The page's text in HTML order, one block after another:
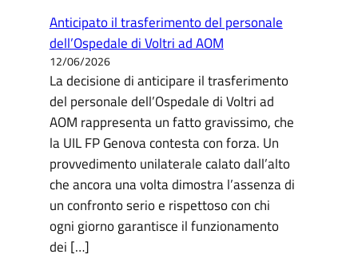
Anticipato il trasferimento del personale
dell’Ospedale di Voltri ad AOM
12/06/2026
La decisione di anticipare il trasferimento
del personale dell’Ospedale di Voltri ad
AOM rappresenta un fatto gravissimo, che
la UIL FP Genova contesta con forza. Un
provvedimento unilaterale calato dall’alto
che ancora una volta dimostra l’assenza di
un confronto serio e rispettoso con chi
ogni giorno garantisce il funzionamento
dei […]